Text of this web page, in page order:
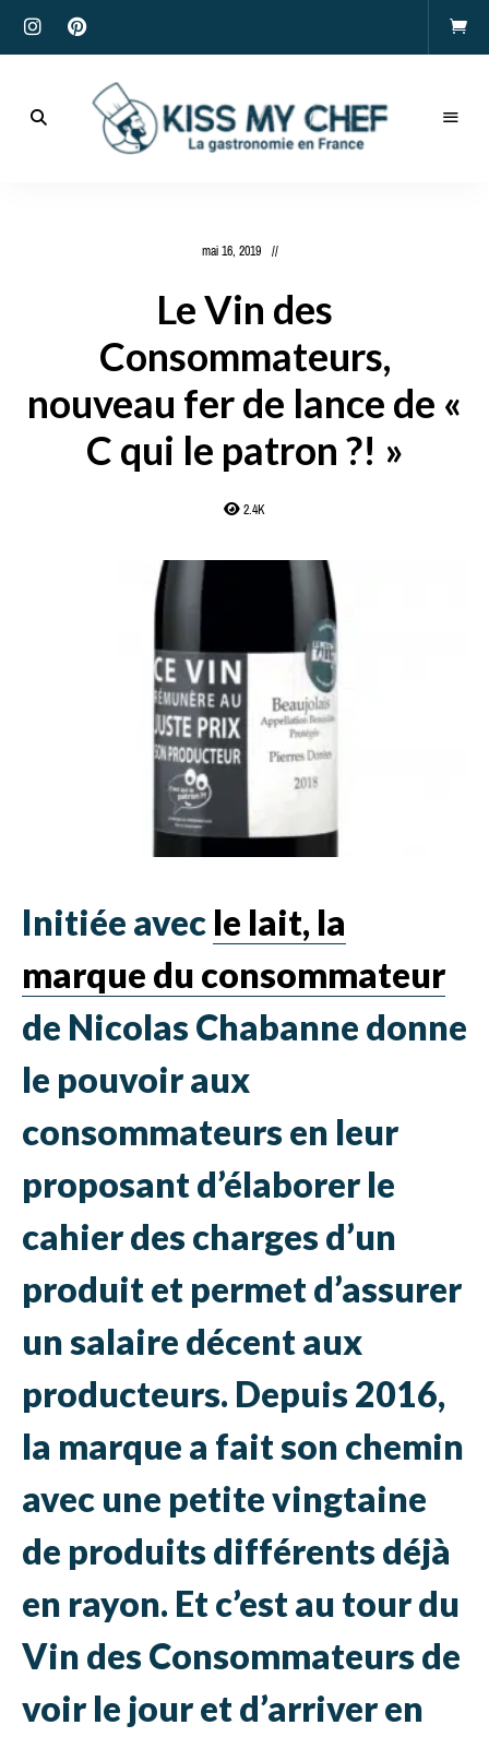
mai 16, 2019
Le Vin des
Consommateurs,
nouveau fer de lance de «
C qui le patron ?! »
2.4K
Initiée avec le lait, la
marque du consommateur
de Nicolas Chabanne donne
le pouvoir aux
consommateurs en leur
proposant d’élaborer le
cahier des charges d’un
produit et permet d’assurer
un salaire décent aux
producteurs. Depuis 2016,
la marque a fait son chemin
avec une petite vingtaine
de produits différents déjà
en rayon. Et c’est au tour du
Vin des Consommateurs de
voir le jour et d’arriver en